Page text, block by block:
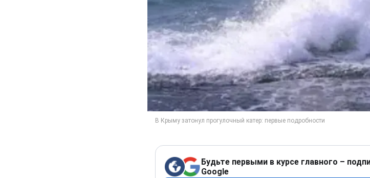
Будьте первыми в курсе главного –
Google